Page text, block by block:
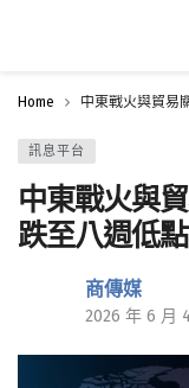
Home 中東戰火與貿易
訊息平台
中東戰火與
跌至八週低點
商傳媒
2026 年 6 月